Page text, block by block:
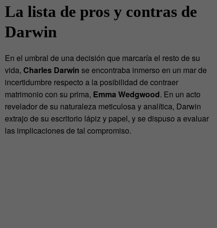
La lista de pros y contras de
Darwin
En el umbral de una decisión que marcaría el resto de su
vida, Charles Darwin se encontraba inmerso en un mar de
incertidumbre respecto a la posibilidad de contraer
matrimonio con su prima, Emma Wedgwood. En un acto
revelador de su naturaleza meticulosa y analítica, Darwin
extrajo de su escritorio lápiz y papel, y se dispuso a evaluar
las implicaciones de tal compromiso.